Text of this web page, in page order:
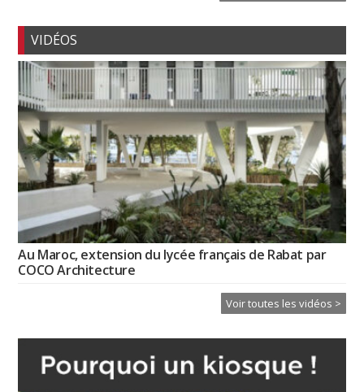
VIDÉOS
Au Maroc, extension du lycée français de Rabat par
COCO Architecture
Voir toutes les vidéos >